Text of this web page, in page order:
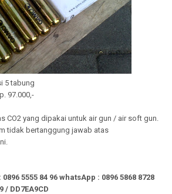
5 tabung
97.000,-
CO2 yang dipakai untuk air gun / air soft gun.
tidak bertanggung jawab atas
: 0896 5555 84 96 whatsApp : 0896 5868 8728
/ DD7EA9CD